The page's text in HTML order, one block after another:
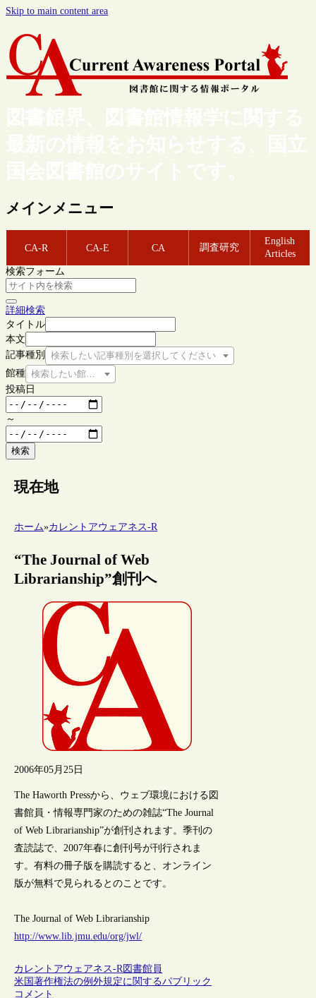
Skip to main content area
図書館界、図書館情報学に関する
最新の情報をお知らせする、国立
国会図書館のサイトです。
メインメニュー
CA-R CA-E CA 調査研究
English
Articles
検索フォーム
詳細検索
タイトル
本文
記事種別
検索したい記事種別を選択してください
館種 検索したい館種を選択してください
投稿日
～
検索
現在地
ホーム»カレントアウェアネス-R
“The Journal of Web
Librarianship”創刊へ
2006年05月25日
The Haworth Pressから、ウェブ環境における図
書館員・情報専門家のための雑誌“The Journal
of Web Librarianship”が創刊されます。季刊の
査読誌で、2007年春に創刊号が刊行されま
す。有料の冊子版を購読すると、オンライン
版が無料で見られるとのことです。
The Journal of Web Librarianship
http://www.lib.jmu.edu/org/jwl/
カレントアウェアネス-R図書館員
米国著作権法の例外規定に関するパブリック
コメント